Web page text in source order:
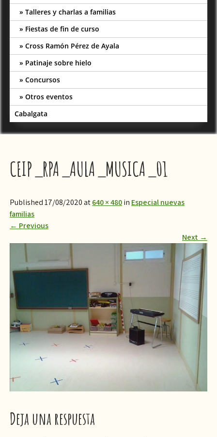
Talleres y charlas a familias
Fiestas de fin de curso
Cross Ramón Pérez de Ayala
Patinaje sobre hielo
Concursos
Otros eventos
Cabalgata
CEIP_RPA_AULA_MUSICA_01
Published 17/08/2020 at640 × 480in Especial nuevas
familias
← Previous
Next →
Deja una respuesta